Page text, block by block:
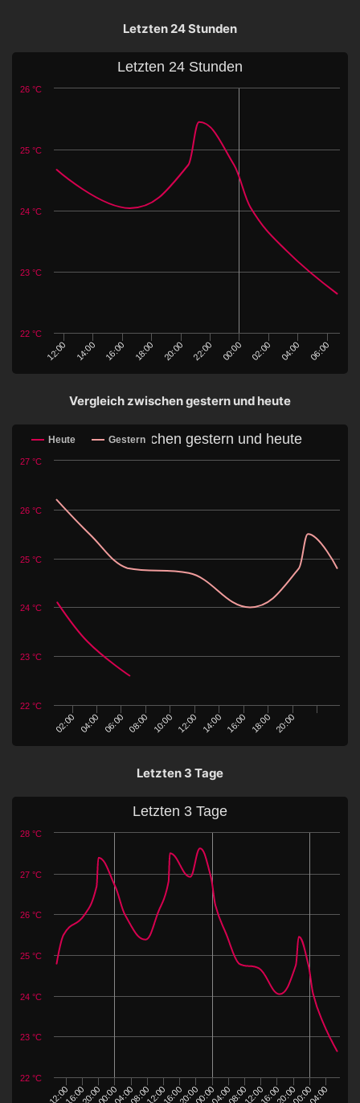
Letzten 24 Stunden
Letzten 24 Stunden
12:00 14:00 16:00 18:00 20:00 22:00 00:00 02:00 04:00 06:00
22 °C
23 °C
24 °C
25 °C
26 °C
Vergleich zwischen gestern und heute
Vergleich zwischen gestern und heute
Heute Gestern
02:00 04:00 06:00 08:00 10:00 12:00 14:00 16:00 18:00 20:00
22 °C
23 °C
24 °C
25 °C
26 °C
27 °C
Letzten 3 Tage
Letzten 3 Tage
12:0016:0020:0000:0004:0008:0012:0016:0020:0000:0004:0008:0012:0016:0020:0000:0004:00
22 °C
23 °C
24 °C
25 °C
26 °C
27 °C
28 °C